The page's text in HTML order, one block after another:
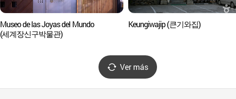
Museo de las Joyas del Mundo
(세계장신구박물관)
Keungiwajip (큰기와집)
Ver más